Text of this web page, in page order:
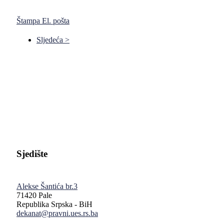
Štampa El. pošta
Sljedeća >
Sjedište
Alekse Šantića br.3
71420 Pale
Republika Srpska - BiH
dekanat@pravni.ues.rs.ba